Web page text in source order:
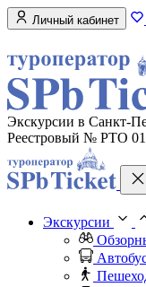
Личный кабинет
Экскурсии в Санкт-
Реестровый № РТО
Экскурсии